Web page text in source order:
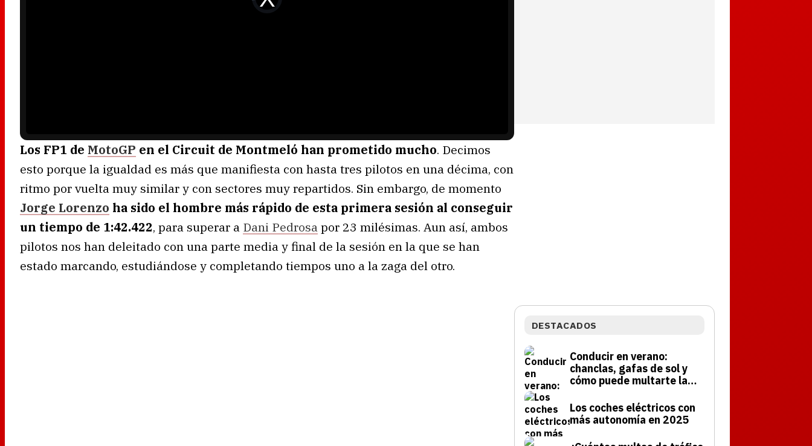
Los FP1 de MotoGP en el Circuit de Montmeló han prometido mucho. Decimos
esto porque la igualdad es más que manifiesta con hasta tres pilotos en una décima, con
ritmo por vuelta muy similar y con sectores muy repartidos. Sin embargo, de momento
Jorge Lorenzo ha sido el hombre más rápido de esta primera sesión al conseguir
un tiempo de 1:42.422, para superar a Dani Pedrosa por 23 milésimas. Aun así, ambos
pilotos nos han deleitado con una parte media y final de la sesión en la que se han
estado marcando, estudiándose y completando tiempos uno a la zaga del otro.
DESTACADOS
Conducir en verano:
chanclas, gafas de sol y
cómo puede multarte la
Los coches eléctricos con
más autonomía en 2025